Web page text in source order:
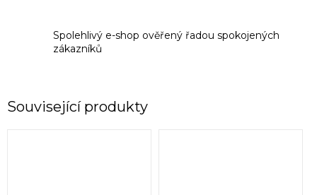
Spolehlivý e-shop ověřený řadou spokojených
zákazníků
Související produkty